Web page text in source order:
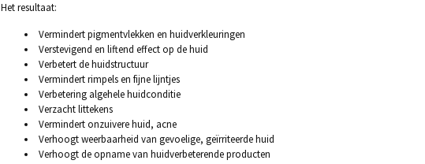
Het resultaat:
Vermindert pigmentvlekken en huidverkleuringen
Verstevigend en liftend effect op de huid
Verbetert de huidstructuur
Vermindert rimpels en fijne lijntjes
Verbetering algehele huidconditie
Verzacht littekens
Vermindert onzuivere huid, acne
Verhoogt weerbaarheid van gevoelige, geïrriteerde huid
Verhoogt de opname van huidverbeterende producten